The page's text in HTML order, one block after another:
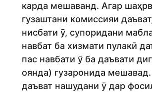
карда мешаванд. Агар
гузаштани комиссияи
нисбати ӯ, супоридани
навбат ба хизмати пулакӣ
пас навбати ӯ ба даъвати
оянда) гузаронида
даъват нашудани ӯ дар